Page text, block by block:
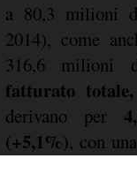
a 80,3 milioni
2014), come
316,6 milioni
fatturato
derivano per
(+5,1%), con
milioni di euro